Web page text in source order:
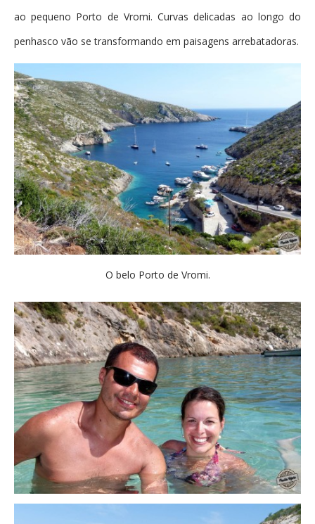
ao pequeno Porto de Vromi. Curvas delicadas ao longo do
penhasco vão se transformando em paisagens arrebatadoras.
O belo Porto de Vromi.